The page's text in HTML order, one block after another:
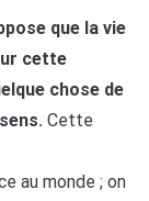
que la vie
cette
chose de
Cette
au monde ; on